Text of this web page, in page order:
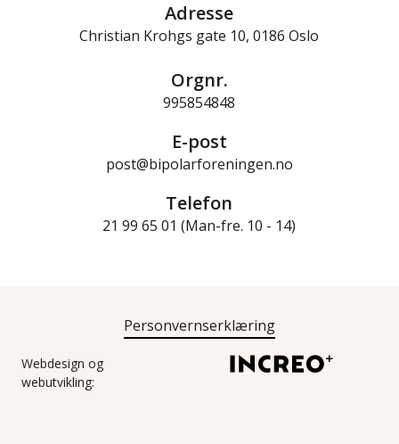
Adresse
Christian Krohgs gate 10, 0186 Oslo
Orgnr.
995854848
E-post
post@bipolarforeningen.no
Telefon
21 99 65 01 (Man-fre. 10 - 14)
Webdesign og
webutvikling:
Personvernserklæring